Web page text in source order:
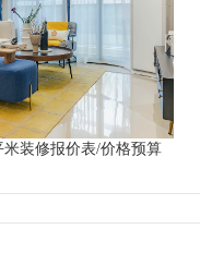
米装修报价表/价格预算